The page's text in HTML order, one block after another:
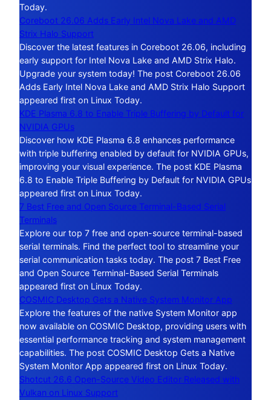
Today.
Coreboot 26.06 Adds Early Intel Nova Lake and AMD
Strix Halo Support
Discover the latest features in Coreboot 26.06, including
early support for Intel Nova Lake and AMD Strix Halo.
Upgrade your system today! The post Coreboot 26.06
Adds Early Intel Nova Lake and AMD Strix Halo Support
appeared first on Linux Today.
KDE Plasma 6.8 to Enable Triple Buffering by Default for
NVIDIA GPUs
Discover how KDE Plasma 6.8 enhances performance
with triple buffering enabled by default for NVIDIA GPUs,
improving your visual experience. The post KDE Plasma
6.8 to Enable Triple Buffering by Default for NVIDIA GPUs
appeared first on Linux Today.
7 Best Free and Open Source Terminal-Based Serial
Terminals
Explore our top 7 free and open-source terminal-based
serial terminals. Find the perfect tool to streamline your
serial communication tasks today. The post 7 Best Free
and Open Source Terminal-Based Serial Terminals
appeared first on Linux Today.
COSMIC Desktop Gets a Native System Monitor App
Explore the features of the native System Monitor app
now available on COSMIC Desktop, providing users with
essential performance tracking and system management
capabilities. The post COSMIC Desktop Gets a Native
System Monitor App appeared first on Linux Today.
Shotcut 26.6 Open-Source Video Editor Released with
Vulkan on Linux Support